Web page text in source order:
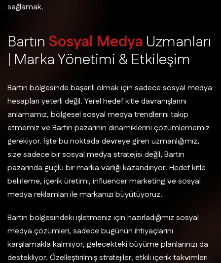
sağlamak.
Bartın Sosyal Medya Uzmanları
| MarkaYönetimi & Etkileşim
Bartın bölgesinde başarılı olmak için sadece sosyal medya
hesapları yeterli değil. Yerel hedef kitle davranışlarını
anlamamız, bölgesel sosyal medya trendlerini takip
etmemiz ve Bartın pazarının dinamiklerini çözümlememiz
gerekiyor. İşte bu noktada devreye giren uzmanlığımız,
size sadece bir sosyal medya stratejisi değil, Bartın
pazarında güçlü bir marka varlığı kazandırıyor. Hedef kitle
belirleme, içerik üretimi, influencer marketing ve sosyal
medya reklamları ile markanızı büyütüyoruz.
Bartın bölgesindeki işletmeniz için hazırladığımız sosyal
medya çözümleri, sadece bugünün ihtiyaçlarını
karşılamakla kalmıyor, gelecekteki büyüme planlarınızı da
destekliyor. Özelleştirilmiş stratejiler, etkili içerik takvimleri